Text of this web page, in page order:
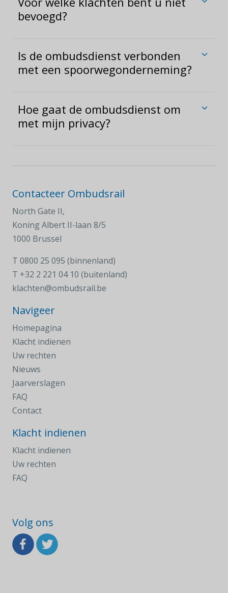
bevoegd?
Is de ombudsdienst verbonden
met een spoorwegonderneming?
Hoe gaat de ombudsdienst om
met mijn privacy?
Contacteer Ombudsrail
North Gate II,
Koning Albert II-laan 8/5
1000 Brussel
T 0800 25 095 (binnenland)
T +32 2 221 04 10 (buitenland)
klachten@ombudsrail.be
Navigeer
Homepagina
Klacht indienen
Uw rechten
Nieuws
Jaarverslagen
FAQ
Contact
Klacht indienen
Klacht indienen
Uw rechten
FAQ
Volg ons